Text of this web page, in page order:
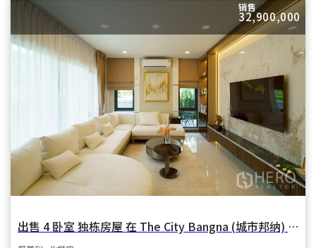
销售
32,900,000
出售 4 卧室 独栋房屋 在 The City Bangna (城市邦纳) 在 邦普利亚伊 邦普利 北榄府